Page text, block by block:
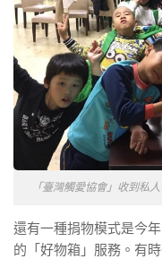
「臺灣觸愛協會」收到私
還有一種捐物模式是今
的「好物箱」服務。有